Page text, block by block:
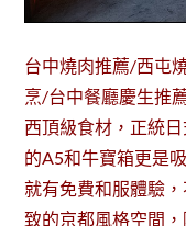
台中燒肉推薦/西屯
烹/台中餐廳慶生推
西頂級食材，正統
的A5和牛寶箱更是
就有免費和服體驗
致的京都風格空間